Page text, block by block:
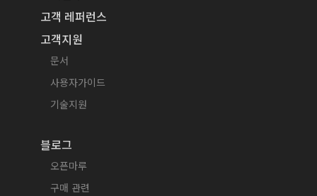
고객 레퍼런스
고객지원
문서
사용자가이드
기술지원
블로그
오픈마루
구매 관련